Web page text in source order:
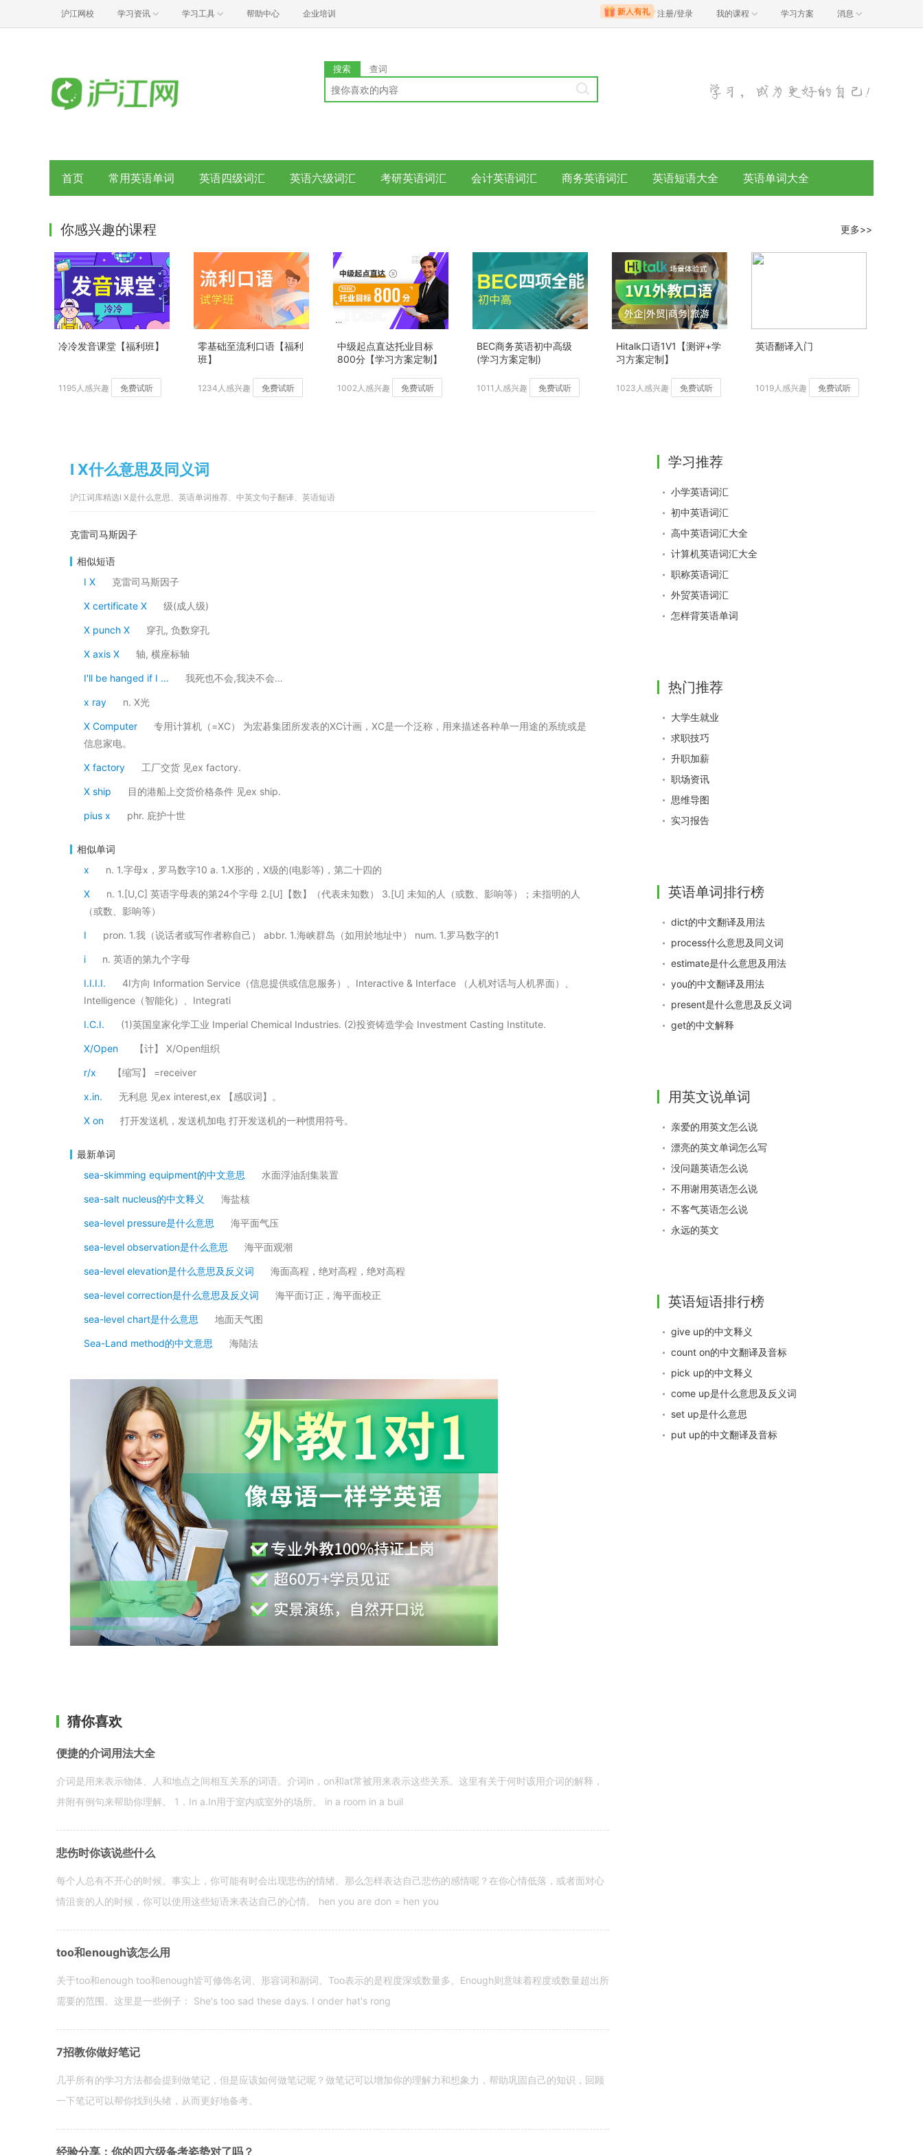
沪江网校 学习资讯 学习工具 帮助中心 企业培训 注册/登录 我的课程 学习方案 消息
搜索 查词
首页 常用英语单词 英语四级词汇 英语六级词汇 考研英语词汇 会计英语词汇 商务英语词汇 英语短语大全 英语单词大全
你感兴趣的课程 更多>>
冷冷发音课堂【福利班】
1195人感兴趣 免费试听
零基础至流利口语【福利
班】
1234人感兴趣 免费试听
中级起点直达托业目标
800分【学习方案定制】
1002人感兴趣 免费试听
BEC商务英语初中高级
(学习方案定制)
1011人感兴趣 免费试听
Hitalk口语1V1【测评+学
习方案定制】
1023人感兴趣 免费试听
英语翻译入门
1019人感兴趣 免费试听
I X什么意思及同义词
沪江词库精选I X是什么意思、英语单词推荐、中英文句子翻译、英语短语
克雷司马斯因子
相似短语
I X
克雷司马斯因子
X certificate X 级(成人级)
X punch X 穿孔, 负数穿孔
X axis X 轴, 横座标轴
I'll be hanged if I ... 我死也不会,我决不会…
x ray n. X光
X Computer
专用计算机（=XC） 为宏碁集团所发表的XC计画，XC是一个泛称，用来描述各种单一用途的系统或是
信息家电。
X factory 工厂交货 见ex factory.
X ship 目的港船上交货价格条件 见ex ship.
pius x phr. 庇护十世
相似单词
x
n. 1.字母x，罗马数字10 a. 1.X形的，X级的(电影等)，第二十四的
X
n. 1.[U,C] 英语字母表的第24个字母 2.[U]【数】（代表未知数） 3.[U] 未知的人（或数、影响等）；未指明的人
（或数、影响等）
I pron. 1.我（说话者或写作者称自己） abbr. 1.海峡群岛（如用於地址中） num. 1.罗马数字的1
i n. 英语的第九个字母
I.I.I.I.
4I方向 Information Service（信息提供或信息服务）、Interactive & Interface （人机对话与人机界面）、
Intelligence（智能化）、Integrati
I.C.I. (1)英国皇家化学工业 Imperial Chemical Industries. (2)投资铸造学会 Investment Casting Institute.
X/Open 【计】 X/Open组织
r/x 【缩写】 =receiver
x.in. 无利息 见ex interest,ex 【感叹词】。
X on 打开发送机，发送机加电 打开发送机的一种惯用符号。
最新单词
sea-skimming equipment的中文意思
水面浮油刮集装置
sea-salt nucleus的中文释义 海盐核
sea-level pressure是什么意思 海平面气压
sea-level observation是什么意思 海平面观潮
sea-level elevation是什么意思及反义词 海面高程，绝对高程，绝对高程
sea-level correction是什么意思及反义词 海平面订正，海平面校正
sea-level chart是什么意思 地面天气图
Sea-Land method的中文意思 海陆法
猜你喜欢
便捷的介词用法大全
介词是用来表示物体、人和地点之间相互关系的词语。介词in，on和at常被用来表示这些关系。这里有关于何时该用介词的解释，
并附有例句来帮助你理解。 1．In a.In用于室内或室外的场所。 in a room in a buil
悲伤时你该说些什么
每个人总有不开心的时候。事实上，你可能有时会出现悲伤的情绪。那么怎样表达自己悲伤的感情呢？在你心情低落，或者面对心
情沮丧的人的时候，你可以使用这些短语来表达自己的心情。 hen you are don = hen you
too和enough该怎么用
关于too和enough too和enough皆可修饰名词、形容词和副词。Too表示的是程度深或数量多。Enough则意味着程度或数量超出所
需要的范围。这里是一些例子： She's too sad these days. I onder hat's rong
7招教你做好笔记
几乎所有的学习方法都会提到做笔记，但是应该如何做笔记呢？做笔记可以增加你的理解力和想象力，帮助巩固自己的知识，回顾
一下笔记可以帮你找到头绪，从而更好地备考。
经验分享：你的四六级备考姿势对了吗？
学习推荐
小学英语词汇
初中英语词汇
高中英语词汇大全
计算机英语词汇大全
职称英语词汇
外贸英语词汇
怎样背英语单词
热门推荐
大学生就业
求职技巧
升职加薪
职场资讯
思维导图
实习报告
英语单词排行榜
dict的中文翻译及用法
process什么意思及同义词
estimate是什么意思及用法
you的中文翻译及用法
present是什么意思及反义词
get的中文解释
用英文说单词
亲爱的用英文怎么说
漂亮的英文单词怎么写
没问题英语怎么说
不用谢用英语怎么说
不客气英语怎么说
永远的英文
英语短语排行榜
give up的中文释义
count on的中文翻译及音标
pick up的中文释义
come up是什么意思及反义词
set up是什么意思
put up的中文翻译及音标